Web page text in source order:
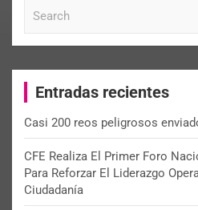
c
Entradas recientes
Casi 200 reos peligrosos
CFE Realiza El Primer Foro
Para Reforzar El Liderazgo
Ciudadanía